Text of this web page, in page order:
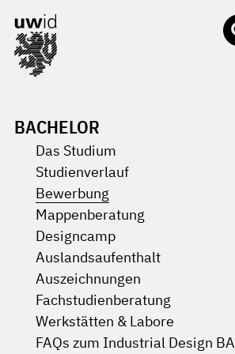
BACHELOR
Das Studium
Studienverlauf
Bewerbung
Mappenberatung
Designcamp
Auslandsaufenthalt
Auszeichnungen
Fachstudienberatung
Werkstätten & Labore
FAQs zum Industrial Design BA